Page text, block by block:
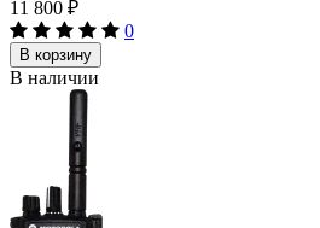
11 800 ₽
0
В корзину
В наличии